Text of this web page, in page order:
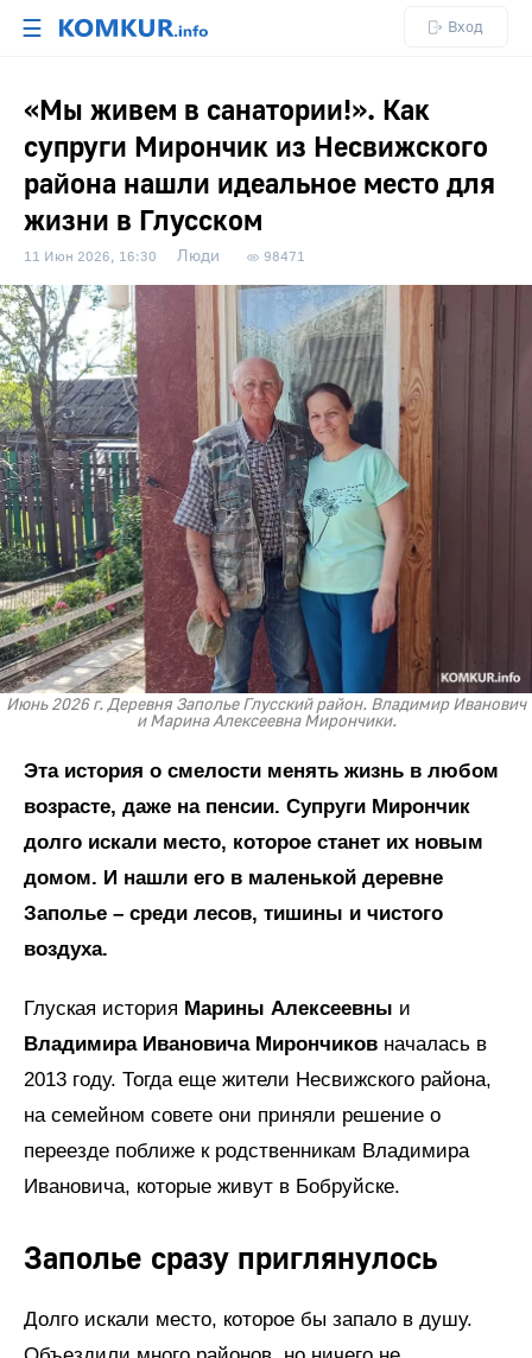
☰ Вход
«Мы живем в санатории!». Как
супруги Мирончик из Несвижского
района нашли идеальное место для
жизни в Глусском
11 Июн 2026, 16:30 Люди 98471
Июнь 2026 г. Деревня Заполье Глусский район. Владимир Иванович
и Марина Алексеевна Мирончики.
Эта история о смелости менять жизнь в любом
возрасте, даже на пенсии. Супруги Мирончик
долго искали место, которое станет их новым
домом. И нашли его в маленькой деревне
Заполье – среди лесов, тишины и чистого
воздуха.
Глуская история Марины Алексеевны и
Владимира Ивановича Мирончиков началась в
2013 году. Тогда еще жители Несвижского района,
на семейном совете они приняли решение о
переезде поближе к родственникам Владимира
Ивановича, которые живут в Бобруйске.
Заполье сразу приглянулось
Долго искали место, которое бы запало в душу.